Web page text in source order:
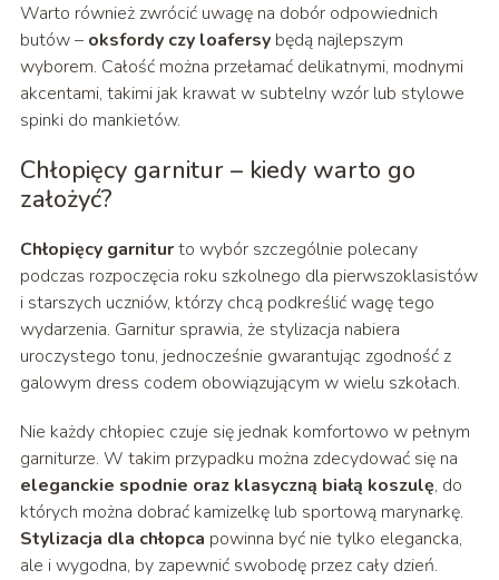
Warto również zwrócić uwagę na dobór odpowiednich
butów – oksfordy czy loafersybędą najlepszym
wyborem. Całość można przełamać delikatnymi, modnymi
akcentami, takimi jak krawat w subtelny wzór lub stylowe
spinki do mankietów.
Chłopięcy garnitur – kiedy warto go
założyć?
Chłopięcy garniturto wybór szczególnie polecany
podczas rozpoczęcia roku szkolnego dla pierwszoklasistów
i starszych uczniów, którzy chcą podkreślić wagę tego
wydarzenia. Garnitur sprawia, że stylizacja nabiera
uroczystego tonu, jednocześnie gwarantując zgodność z
galowym dress codem obowiązującym w wielu szkołach.
Nie każdy chłopiec czuje się jednak komfortowo w pełnym
garniturze. W takim przypadku można zdecydować się na
eleganckie spodnie oraz klasyczną białą koszulę, do
których można dobrać kamizelkę lub sportową marynarkę.
Stylizacja dla chłopca powinna być nie tylko elegancka,
ale i wygodna, by zapewnić swobodę przez cały dzień.